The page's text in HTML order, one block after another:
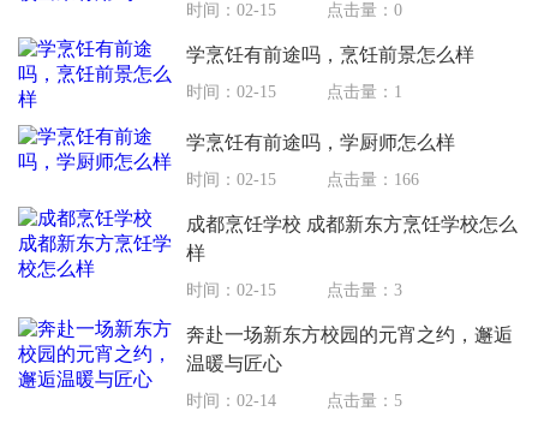
时间：02-15 点击量：0
学烹饪有前途吗，烹饪前景怎么样
时间：02-15 点击量：1
学烹饪有前途吗，学厨师怎么样
时间：02-15 点击量：166
成都烹饪学校 成都新东方烹饪学校怎么
样
时间：02-15 点击量：3
奔赴一场新东方校园的元宵之约，邂逅
温暖与匠心
时间：02-14 点击量：5